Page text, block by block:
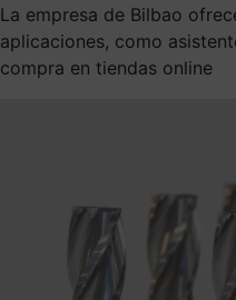
La empresa de Bilbao
aplicaciones, como
compra en tiendas online